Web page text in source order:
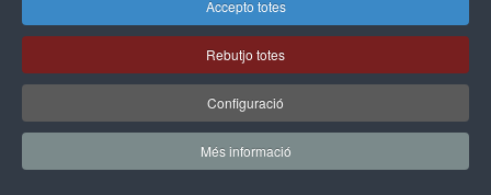
Accepto totes
Rebutjo totes
Configuració
Més informació